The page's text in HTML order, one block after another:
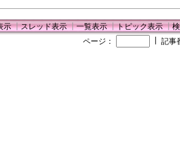
示┃スレッド表示┃一覧表示┃トピック表示┃
ページ：
記事